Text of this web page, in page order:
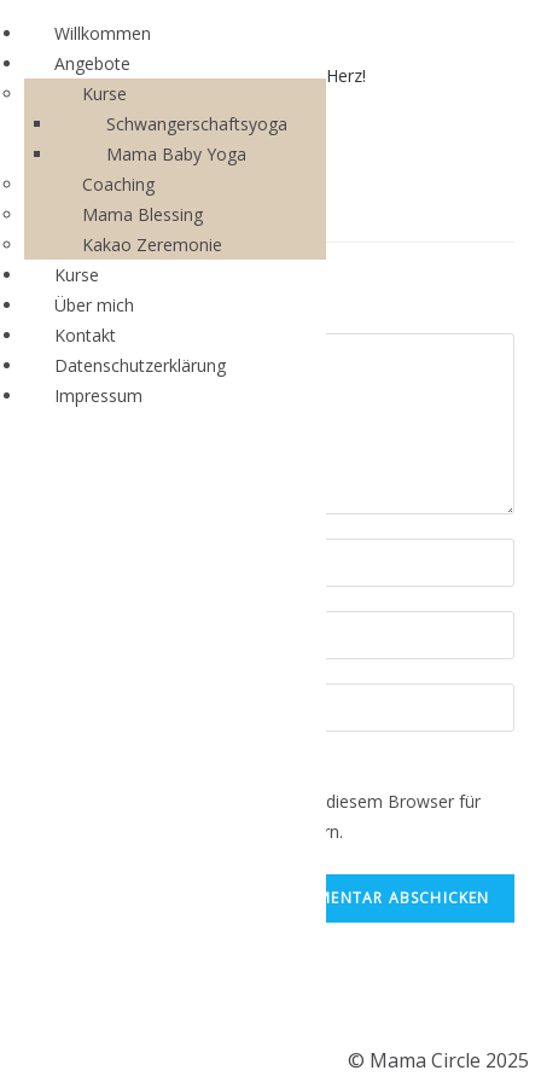
Mama Circle – aus dem Bauch mitten ins Herz!
Schreibe einen Kommentar
Name, E-Mail-Adresse und Website in diesem Browser für
meinen nächsten Kommentar speichern.
© Mama Circle 2025
Willkommen
Angebote
Kurse
Schwangerschaftsyoga
Mama Baby Yoga
Coaching
Mama Blessing
Kakao Zeremonie
Kurse
Über mich
Kontakt
Datenschutzerklärung
Impressum